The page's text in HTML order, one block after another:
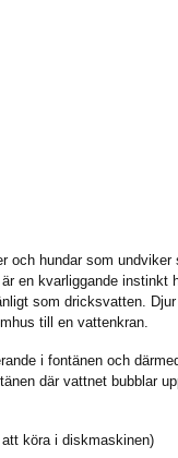
och hundar som undviker
en kvarliggande instinkt
som dricksvatten.
till en vattenkran.
i fontänen och
där vattnet bubblar
köra i diskmaskinen)